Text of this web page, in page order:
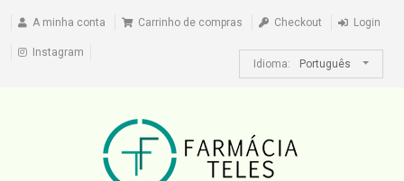
A minha conta Carrinho de compras Checkout Login
Instagram
Idioma:
Português